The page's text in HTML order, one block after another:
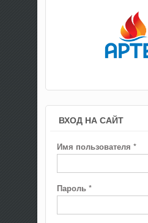
ВХОД НА САЙТ
Имя пользователя *
Пароль *